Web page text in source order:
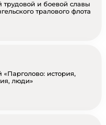
трудовой и боевой славы
тралового флота
«Парголово: история,
люди»